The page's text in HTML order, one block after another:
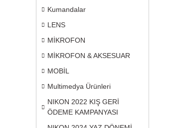
Kumandalar
LENS
MİKROFON
MİKROFON & AKSESUAR
MOBİL
Multimedya Ürünleri
NIKON 2022 KIŞ GERİ
ÖDEME KAMPANYASI